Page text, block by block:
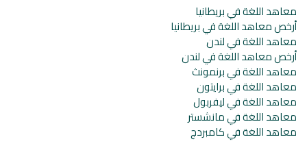
معاهد اللغة في بريطانيا
أرخص معاهد اللغة في بريطانيا
معاهد اللغة في لندن
أرخص معاهد اللغة في لندن
معاهد اللغة في برنمونث
معاهد اللغة في برايتون
معاهد اللغة في ليفربول
معاهد اللغة في مانشستر
معاهد اللغة في كامبردج